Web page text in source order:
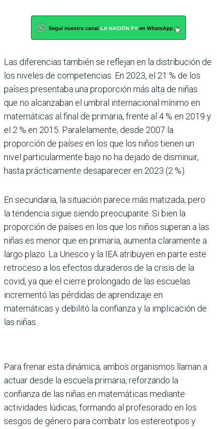
Las diferencias también se reflejan en la distribución de
los niveles de competencias. En 2023, el 21 % de los
países presentaba una proporción más alta de niñas
que no alcanzaban el umbral internacional mínimo en
matemáticas al final de primaria, frente al 4 % en 2019 y
el 2 % en 2015. Paralelamente, desde 2007 la
proporción de países en los que los niños tienen un
nivel particularmente bajo no ha dejado de disminuir,
hasta prácticamente desaparecer en 2023 (2 %).
En secundaria, la situación parece más matizada, pero
la tendencia sigue siendo preocupante. Si bien la
proporción de países en los que los niños superan a las
niñas es menor que en primaria, aumenta claramente a
largo plazo. La Unesco y la IEA atribuyen en parte este
retroceso a los efectos duraderos de la crisis de la
covid, ya que el cierre prolongado de las escuelas
incrementó las pérdidas de aprendizaje en
matemáticas y debilitó la confianza y la implicación de
las niñas.
Para frenar esta dinámica, ambos organismos llaman a
actuar desde la escuela primaria, reforzando la
confianza de las niñas en matemáticas mediante
actividades lúdicas, formando al profesorado en los
sesgos de género para combatir los estereotipos y